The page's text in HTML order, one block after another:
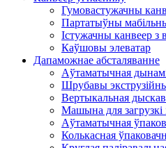
Гумовастужачны
Партатыўны
Істужачны канвеер з
Каўшовы элеватар
Дапаможнае абсталяванне
Аўтаматычная
Шрубавы
Вертыкальная
Машына для загрузкі
Аўтаматычная
Колькасная